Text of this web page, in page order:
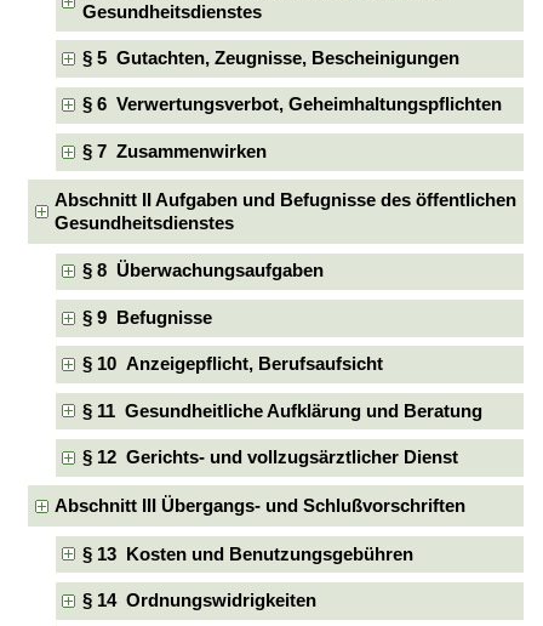
Gesundheitsdienstes
§ 5 Gutachten, Zeugnisse, Bescheinigungen
§ 6 Verwertungsverbot, Geheimhaltungspflichten
§ 7 Zusammenwirken
Abschnitt II Aufgaben und Befugnisse des öffentlichen
Gesundheitsdienstes
§ 8 Überwachungsaufgaben
§ 9 Befugnisse
§ 10 Anzeigepflicht, Berufsaufsicht
§ 11 Gesundheitliche Aufklärung und Beratung
§ 12 Gerichts- und vollzugsärztlicher Dienst
Abschnitt III Übergangs- und Schlußvorschriften
§ 13 Kosten und Benutzungsgebühren
§ 14 Ordnungswidrigkeiten